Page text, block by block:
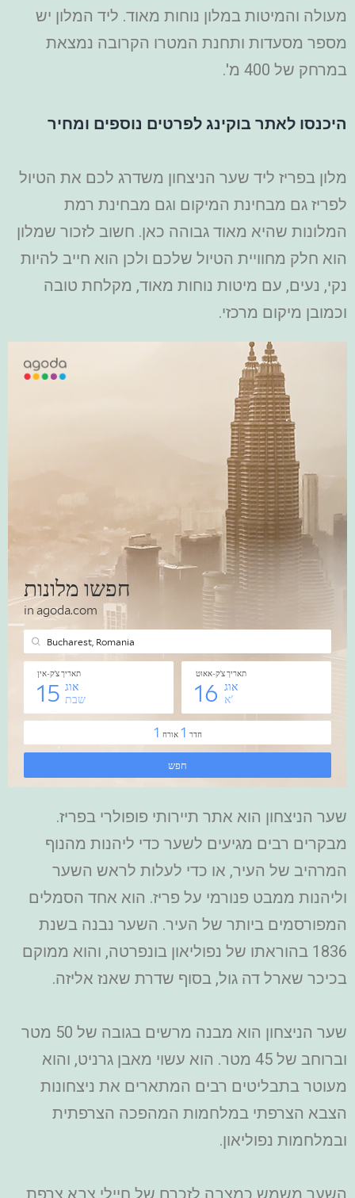
מעולה והמיטות במלון נוחות מאוד. ליד המלון יש
מספר מסעדות ותחנת המטרו הקרובה נמצאת
במרחק של 400 מ'.
היכנסו לאתר בוקינג לפרטים נוספים ומחיר
מלון בפריז ליד שער הניצחון משדרג לכם את הטיול
לפריז גם מבחינת המיקום וגם מבחינת רמת
המלונות שהיא מאוד גבוהה כאן. חשוב לזכור שמלון
הוא חלק מחוויית הטיול שלכם ולכן הוא חייב להיות
נקי, נעים, עם מיטות נוחות מאוד, מקלחת טובה
וכמובן מיקום מרכזי.
שער הניצחון הוא אתר תיירותי פופולרי בפריז.
מבקרים רבים מגיעים לשער כדי ליהנות מהנוף
המרהיב של העיר, או כדי לעלות לראש השער
וליהנות ממבט פנורמי על פריז. הוא אחד הסמלים
המפורסמים ביותר של העיר. השער נבנה בשנת
1836 בהוראתו של נפוליאון בונפרטה, והוא ממוקם
בכיכר שארל דה גול, בסוף שדרת שאנז אליזה.
שער הניצחון הוא מבנה מרשים בגובה של 50 מטר
וברוחב של 45 מטר. הוא עשוי מאבן גרניט, והוא
מעוטר בתבליטים רבים המתארים את ניצחונות
הצבא הצרפתי במלחמות המהפכה הצרפתית
ובמלחמות נפוליאון.
השער משמש כמצבה לזכרם של חיילי צבא צרפת